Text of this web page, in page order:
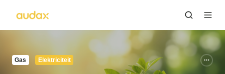
Gas Elektriciteit